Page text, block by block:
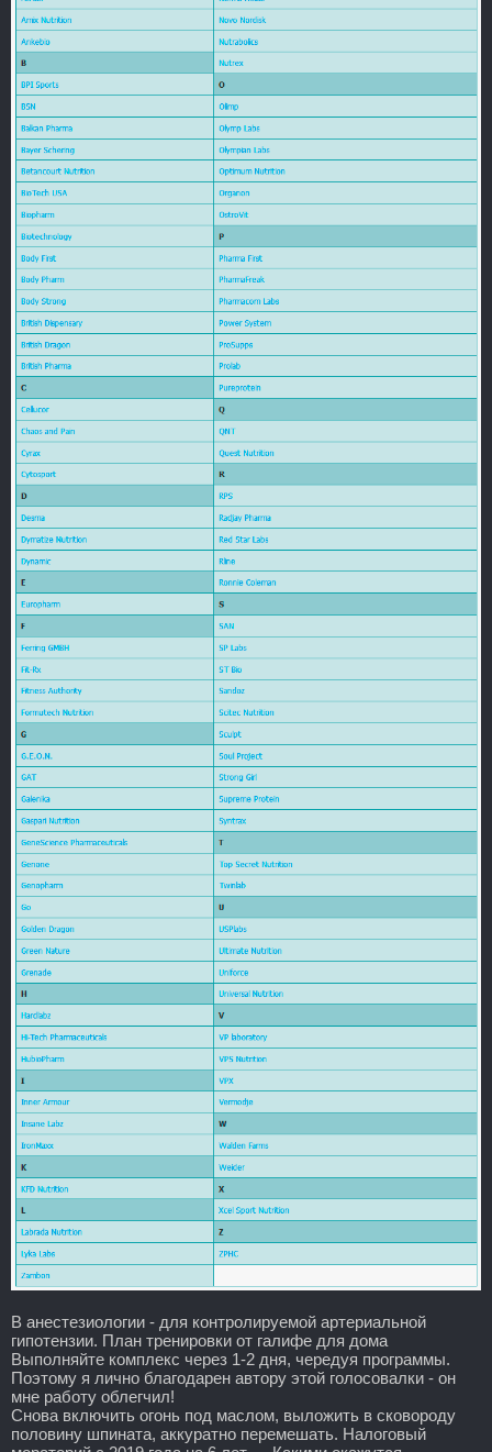
В анестезиологии - для контролируемой артериальной
гипотензии. План тренировки от галифе для дома
Выполняйте комплекс через 1-2 дня, чередуя программы.
Поэтому я лично благодарен автору этой голосовалки - он
мне работу облегчил!
Снова включить огонь под маслом, выложить в сковороду
половину шпината, аккуратно перемешать. Налоговый